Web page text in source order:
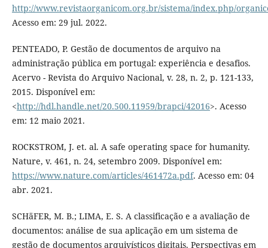
http://www.revistaorganicom.org.br/sistema/index.php/
Acesso em: 29 jul. 2022.
PENTEADO, P. Gestão de documentos de arquivo na
administração pública em portugal: experiência e desafios.
Acervo - Revista do Arquivo Nacional, v. 28, n. 2, p. 121-133,
2015. Disponível em:
<http://hdl.handle.net/20.500.11959/brapci/42016>. Acesso
em: 12 maio 2021.
ROCKSTROM, J. et. al. A safe operating space for humanity.
Nature, v. 461, n. 24, setembro 2009. Disponível em:
https://www.nature.com/articles/461472a.pdf. Acesso em: 04
abr. 2021.
SCHäFER, M. B.; LIMA, E. S. A classificação e a avaliação de
documentos: análise de sua aplicação em um sistema de
gestão de documentos arquivísticos digitais. Perspectivas em